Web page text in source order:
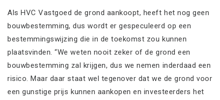
Als HVC Vastgoed de grond aankoopt, heeft het nog geen
bouwbestemming, dus wordt er gespeculeerd op een
bestemmingswijzing die in de toekomst zou kunnen
plaatsvinden. “We weten nooit zeker of de grond een
bouwbestemming zal krijgen, dus we nemen inderdaad een
risico. Maar daar staat wel tegenover dat we de grond voor
een gunstige prijs kunnen aankopen en investeerders het